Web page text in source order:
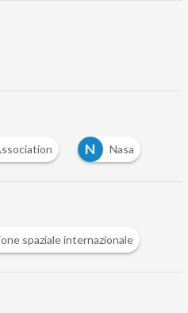
N Nasa
spaziale internazionale